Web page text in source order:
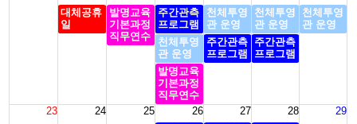
대체공휴
일
발명교육
기본과정
직무연수
주간관측
프로그램
천체투영
관 운영
발명교육
기본과정
직무연수
천체투영
관 운영
주간관측
프로그램
천체투영
관 운영
주간관측
프로그램
천체투영
관 운영
23 24 25
26
27
28
29